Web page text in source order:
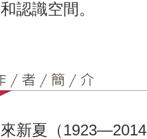
和認識空間。
來新夏（